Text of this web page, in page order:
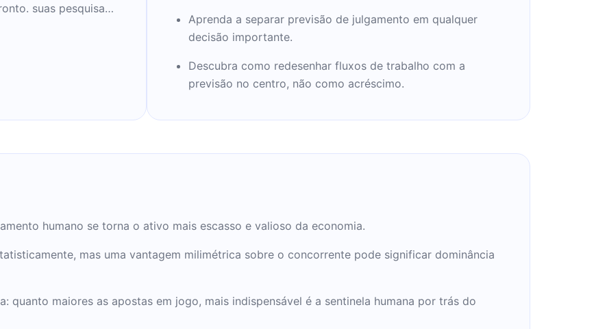
suas pesquisas
da economia digital
Times e The
Aprenda a separar previsão de julgamento em qualquer
decisão importante.
Descubra como redesenhar fluxos de trabalho com a
previsão no centro, não como acréscimo.
humano se torna o ativo mais escasso e valioso da economia.
mas uma vantagem milimétrica sobre o concorrente pode significar dominância
quanto maiores as apostas em jogo, mais indispensável é a sentinela humana por trás do